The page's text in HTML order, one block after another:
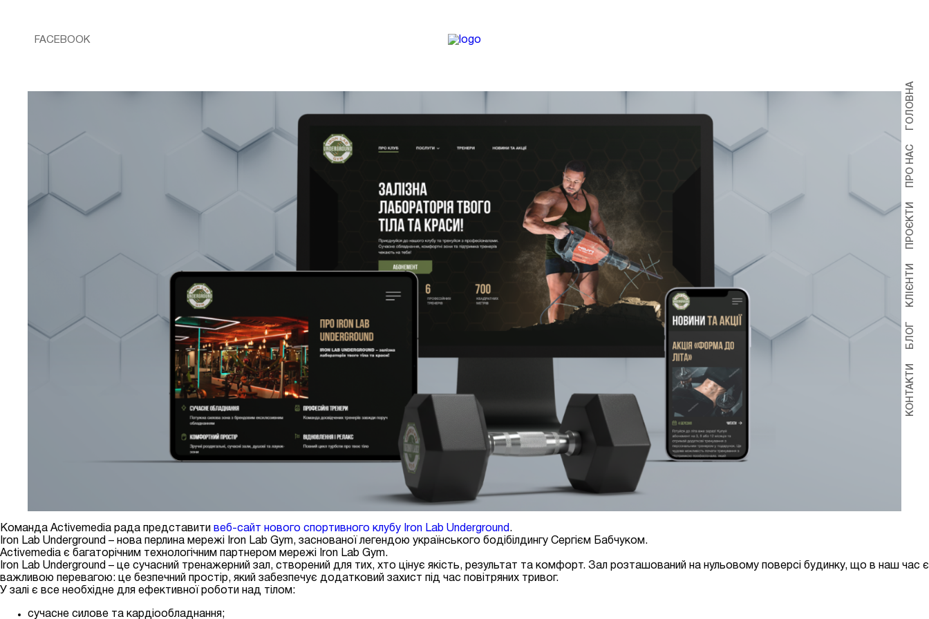
FACEBOOK
ГОЛОВНА
ПРО НАС
ПРОЄКТИ
КЛІЄНТИ
БЛОГ
КОНТАКТИ
Команда Activemedia рада представити веб-сайт нового спортивного клубу Iron Lab Underground .
Iron Lab Underground – нова перлина мережі Iron Lab Gym, заснованої легендою українського бодібілдингу Сергієм Бабчуком .
Activemedia є багаторічним технологічним партнером мережі Iron Lab Gym.
Iron Lab Underground – це сучасний тренажерний зал, створений для тих, хто цінує якість, результат та комфорт. Зал розташований на нульовому поверсі будинку, що в наш час є
важливою перевагою: це безпечний простір, який забезпечує додатковий захист під час повітряних тривог.
У залі є все необхідне для ефективної роботи над тілом:
сучасне силове та кардіообладнання;